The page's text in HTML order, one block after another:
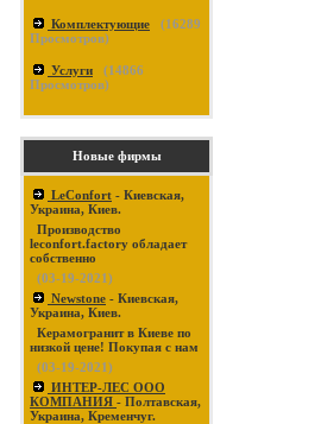
Комплектующие (16289
Просмотров)
Услуги (14866
Просмотров)
Новые фирмы
LeConfort - Киевская,
Украина, Киев.
Производство
leconfort.factory обладает
собственно
(03-19-2021)
Newstone - Киевская,
Украина, Киев.
Керамогранит в Киеве по
низкой цене! Покупая с нам
(03-19-2021)
ИНТЕР-ЛЕС ООО
КОМПАНИЯ - Полтавская,
Украина, Кременчуг.